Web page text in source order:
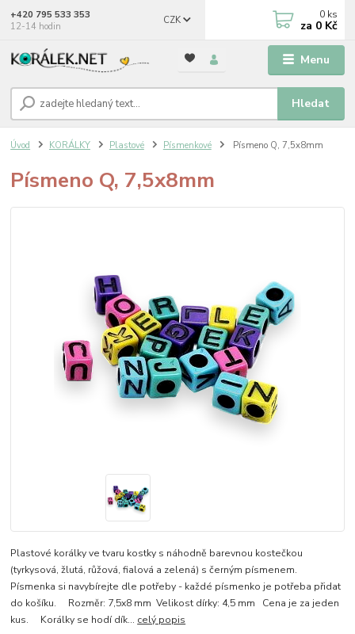
Menu
CZK
Hledat
+420 795 533 353
12-14 hodin
0 ks
za 0 Kč
Úvod KORÁLKY Plastové Písmenkové Písmeno Q, 7,5x8mm
Písmeno Q, 7,5x8mm
Plastové korálky ve tvaru kostky s náhodně barevnou kostečkou
(tyrkysová, žlutá, růžová, fialová a zelená) s černým písmenem.
Písmenka si navybírejte dle potřeby - každé písmenko je potřeba přidat
do košíku. Rozměr: 7,5x8 mm Velikost dírky: 4,5 mm Cena je za jeden
kus. Korálky se hodí dík... celý popis